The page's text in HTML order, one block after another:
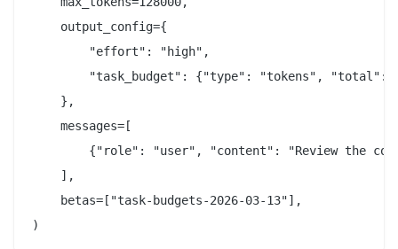
    output_config={
        "effort": "high",
"task_budget": {"type": "tokens", "total":
    },
    messages=[
{"role": "user", "content": "Review the
    ],
    betas=["task-budgets-2026-03-13"],